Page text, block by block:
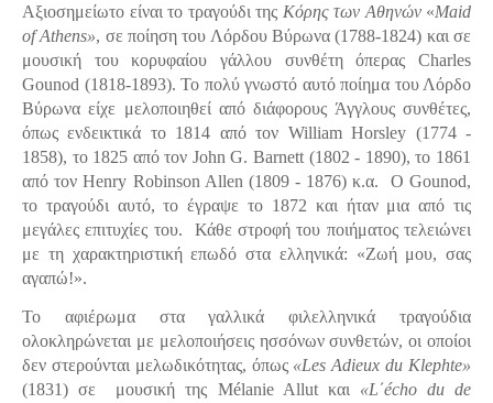
Αξιοσημείωτο είναι το τραγούδι της Κόρης των Αθηνών«Maid
of Athens», σε ποίηση του Λόρδου Βύρωνα (1788-1824) και σε
μουσική του κορυφαίου γάλλου συνθέτη όπερας Charles
Gounod (1818-1893). Το πολύ γνωστό αυτό ποίημα του Λόρδο
Βύρωνα είχε μελοποιηθεί από διάφορους Άγγλους συνθέτες,
όπως ενδεικτικά το 1814 από τον William Horsley (1774 -
1858), το 1825 από τον John G. Barnett (1802 - 1890), το 1861
από τον Henry Robinson Allen (1809 - 1876) κ.α. Ο Gounod,
το τραγούδι αυτό, το έγραψε το 1872 και ήταν μια από τις
μεγάλες επιτυχίες του. Κάθε στροφή του ποιήματος τελειώνει
με τη χαρακτηριστική επωδό στα ελληνικά: «Ζωή μου, σας
αγαπώ!».
Το αφιέρωμα στα γαλλικά φιλελληνικά τραγούδια
ολοκληρώνεται με μελοποιήσεις ησσόνων συνθετών, οι οποίοι
δεν στερούνται μελωδικότητας, όπως «Les Adieux du Klephte»
(1831) σε μουσική της Mélanie Allut και «L΄écho du de